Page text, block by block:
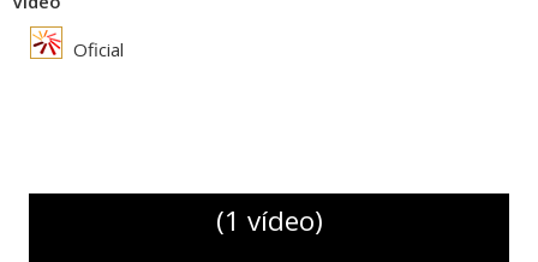
Oficial
(1 vídeo)